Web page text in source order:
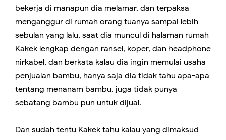
bekerja di manapun dia melamar, dan terpaksa
menganggur di rumah orang tuanya sampai lebih
sebulan yang lalu, saat dia muncul di halaman rumah
Kakek lengkap dengan ransel, koper, dan headphone
nirkabel, dan berkata kalau dia ingin memulai usaha
penjualan bambu, hanya saja dia tidak tahu apa-apa
tentang menanam bambu, juga tidak punya
sebatang bambu pun untuk dijual.
Dan sudah tentu Kakek tahu kalau yang dimaksud